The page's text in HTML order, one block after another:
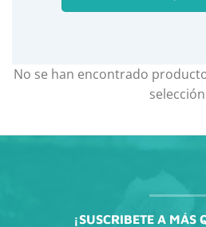
No se han encontrado
¡SUSCRIBETE A MÁS